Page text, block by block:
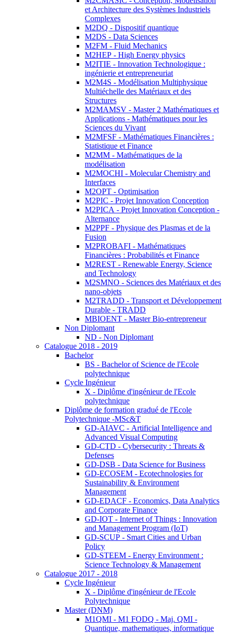
et Architecture des Systèmes Industriels
Complexes
M2DQ - Dispositif quantique
M2DS - Data Sciences
M2FM - Fluid Mechanics
M2HEP - High Energy physics
M2ITIE - Innovation Technologique :
ingénierie et entrepreneuriat
M2M4S - Modélisation Multiphysique
Multiéchelle des Matériaux et des
Structures
M2MAMSV - Master 2 Mathématiques et
Applications - Mathématiques pour les
Sciences du Vivant
M2MFSF - Mathématiques Financières :
Statistique et Finance
M2MM - Mathématiques de la
modélisation
M2MOCHI - Molecular Chemistry and
Interfaces
M2OPT - Optimisation
M2PIC - Projet Innovation Conception
M2PICA - Projet Innovation Conception -
Alternance
M2PPF - Physique des Plasmas et de la
Fusion
M2PROBAFI - Mathématiques
Financières : Probabilités et Finance
M2REST - Renewable Energy, Science
and Technology
M2SMNO - Sciences des Matériaux et des
nano-objets
M2TRADD - Transport et Développement
Durable - TRADD
MBIOENT - Master Bio-entrepreneur
Non Diplomant
ND - Non Diplomant
Catalogue 2018 - 2019
Bachelor
BS - Bachelor of Science de l'Ecole
polytechnique
Cycle Ingénieur
X - Diplôme d'ingénieur de l'Ecole
polytechnique
Diplôme de formation gradué de l'Ecole
Polytechnique -MSc&T
GD-AIAVC - Artificial Intelligence and
Advanced Visual Computing
GD-CTD - Cybersecurity : Threats &
Defenses
GD-DSB - Data Science for Business
GD-ECOSEM - Ecotechnologies for
Sustainability & Environment
Management
GD-EDACF - Economics, Data Analytics
and Corporate Finance
GD-IOT - Internet of Things : Innovation
and Management Program (IoT)
GD-SCUP - Smart Cities and Urban
Policy
GD-STEEM - Energy Environment :
Science Technology & Management
Catalogue 2017 - 2018
Cycle Ingénieur
X - Diplôme d'ingénieur de l'Ecole
Polytechnique
Master (DNM)
M1QMI - M1 FODQ - Maj. QMI -
Quantique, mathematiques, informatique